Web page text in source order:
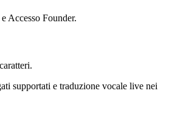
Accesso Founder.
supportati e traduzione vocale live nei